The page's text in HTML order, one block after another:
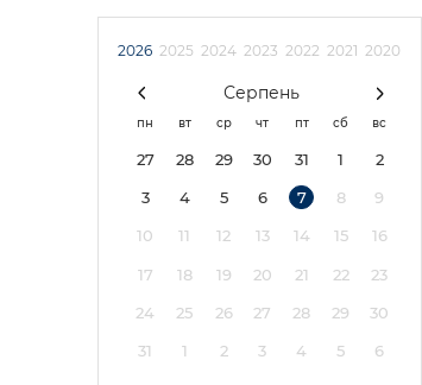
2026 2025 2024 2023 2022 2021 2020
Серпень
пн вт ср чт пт сб вс
27 28 29 30 31 1 2
3 4 5 6 7 8 9
10 11 12 13 14 15 16
17 18 19 20 21 22 23
24 25 26 27 28 29 30
31 1 2 3 4 5 6